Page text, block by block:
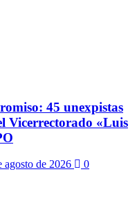
45 unexpistas
Vicerrectorado «Luis
agosto de 2026 0